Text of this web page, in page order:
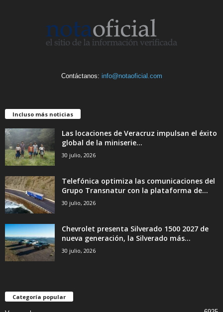
Contáctanos: info@notaoficial.com
Incluso más noticias
Las locaciones de Veracruz impulsan el éxito
global de la miniserie...
30 julio, 2026
Telefónica optimiza las comunicaciones del
Grupo Transnatur con la plataforma de...
30 julio, 2026
Chevrolet presenta Silverado 1500 2027 de
nueva generación, la Silverado más...
30 julio, 2026
Categoría popular